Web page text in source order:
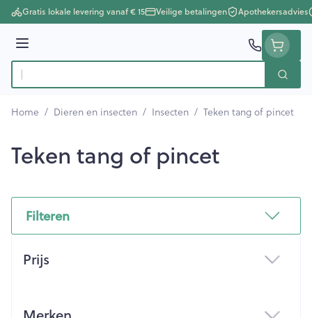
Ga naar de inhoud
Gratis lokale levering vanaf € 15 Veilige betalingen Apothekersadvies
Menu
Product, merk, categorie...
Zoek
Home / Dieren en insecten / Insecten / Teken tang of pincet
Teken tang of pincet
Filteren
Prijs